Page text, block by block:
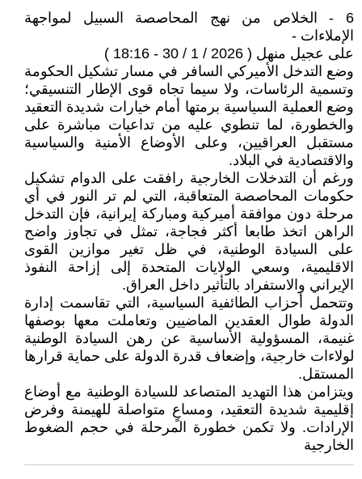
6 - الخلاص من نهج المحاصصة السبيل لمواجهة
الإملاءات -
على عجيل منهل ( 2026 / 1 / 30 - 18:16 )
وضع التدخل الأميركي السافر في مسار تشكيل الحكومة
وتسمية الرئاسات، ولا سيما تجاه قوى الإطار التنسيقي؛
وضع العملية السياسية برمتها أمام خيارات شديدة التعقيد
والخطورة، لما تنطوي عليه من تداعيات مباشرة على
مستقبل العراقيين، وعلى الأوضاع الأمنية والسياسية
والاقتصادية في البلاد.
ورغم أن التدخلات الخارجية رافقت على الدوام تشكيل
حكومات المحاصصة المتعاقبة، التي لم تر النور في أي
مرحلة دون موافقة أميركية ومباركة إيرانية، فإن التدخل
الراهن اتخذ طابعا أكثر فجاجة، تمثل في تجاوز واضح
على السيادة الوطنية، في ظل تغير موازين القوى
الاقليمية، وسعي الولايات المتحدة إلى إزاحة النفوذ
الإيراني والاستفراد بالتأثير داخل العراق.
وتتحمل أحزاب الطائفية السياسية، التي تقاسمت إدارة
الدولة طوال العقدين الماضيين وتعاملت معها بوصفها
غنيمة، المسؤولية الأساسية عن رهن السيادة الوطنية
لولاءات خارجية، وإضعاف قدرة الدولة على حماية قرارها
المستقل.
ويتزامن هذا التهديد المتصاعد للسيادة الوطنية مع أوضاع
إقليمية شديدة التعقيد، ومساعٍ متواصلة للهيمنة وفرض
الإرادات. ولا تكمن خطورة المرحلة في حجم الضغوط
الخارجية